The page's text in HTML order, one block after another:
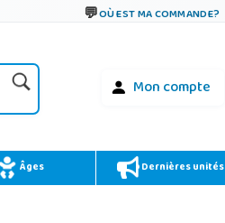
OÙ EST MA COMMANDE?
Mon compte
Âges Dernières unités